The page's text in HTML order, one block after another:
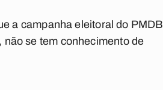
a campanha eleitoral do PMDB
se tem conhecimento de